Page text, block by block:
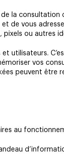
la consultation
vous
pixels ou autres
vos
peuvent être
au